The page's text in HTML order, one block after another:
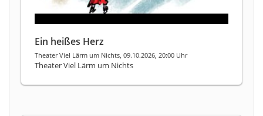
Ein heißes Herz
Theater Viel Lärm um Nichts, 09.10.2026, 20:00 Uhr
Theater Viel Lärm um Nichts